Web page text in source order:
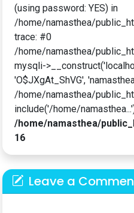
(using password: YES) in
/home/namasthea/
trace: #0
/home/namasthea/
mysqli-
'O$JXgAt_ShVG',
/home/namasthea/
include('/home/
/home/namasthea/
16
Leave a